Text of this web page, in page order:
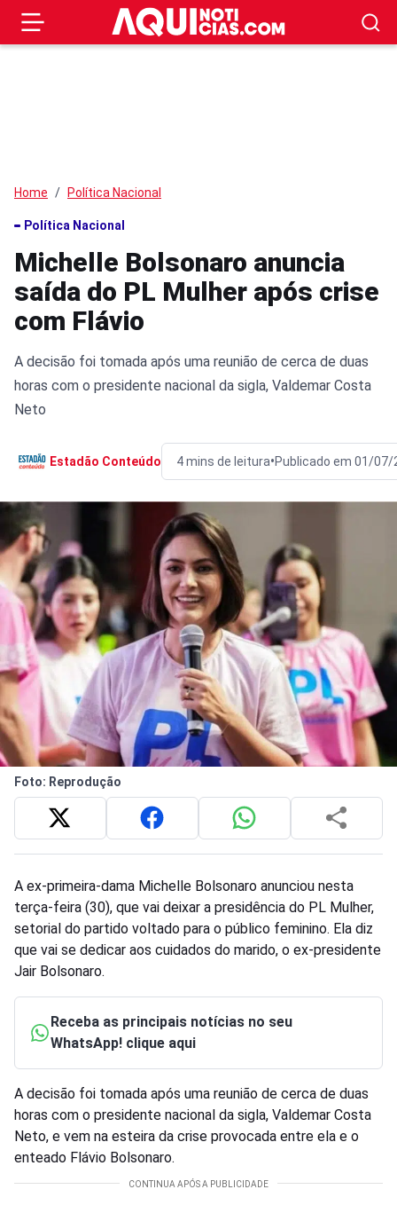
Home Política Nacional
Política Nacional
Michelle Bolsonaro anuncia
saída do PL Mulher após crise
com Flávio
A decisão foi tomada após uma reunião de cerca de duas
horas com o presidente nacional da sigla, Valdemar Costa
Neto
Estadão Conteúdo 4 mins de leitura•Publicado em 01/07/
Foto: Reprodução
A ex-primeira-dama Michelle Bolsonaro anunciou nesta
terça-feira (30), que vai deixar a presidência do PL Mulher,
setorial do partido voltado para o público feminino. Ela diz
que vai se dedicar aos cuidados do marido, o ex-presidente
Jair Bolsonaro.
Receba as principais notícias no seu
WhatsApp! clique aqui
A decisão foi tomada após uma reunião de cerca de duas
horas com o presidente nacional da sigla, Valdemar Costa
Neto, e vem na esteira da crise provocada entre ela e o
enteado Flávio Bolsonaro.